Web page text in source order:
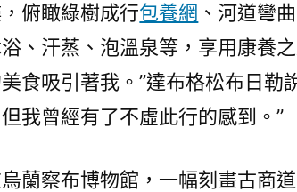
俯瞰綠樹成行包養網 、河道彎
、汗蒸、泡溫泉等，享用康養
食吸引著我。”達布格松布日勒
我曾經有了不虛此行的感到。”
蘭察布博物館，一幅刻畫古商